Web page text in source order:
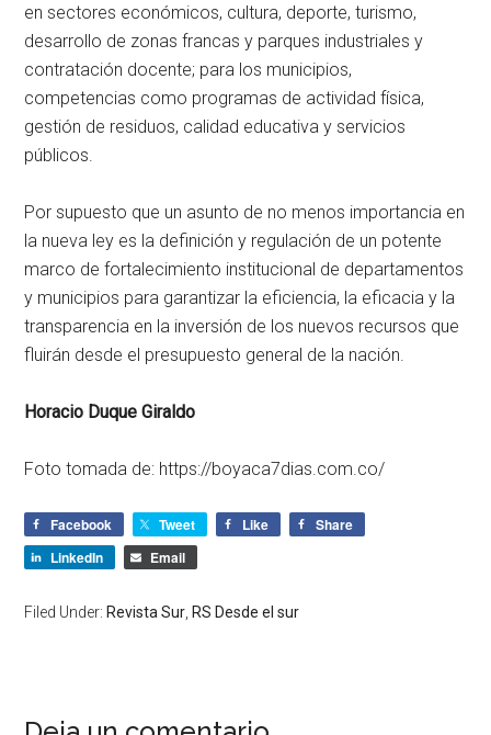
en sectores económicos, cultura, deporte, turismo,
desarrollo de zonas francas y parques industriales y
contratación docente; para los municipios,
competencias como programas de actividad física,
gestión de residuos, calidad educativa y servicios
públicos.
Por supuesto que un asunto de no menos importancia en
la nueva ley es la definición y regulación de un potente
marco de fortalecimiento institucional de departamentos
y municipios para garantizar la eficiencia, la eficacia y la
transparencia en la inversión de los nuevos recursos que
fluirán desde el presupuesto general de la nación.
Horacio Duque Giraldo
Foto tomada de: https://boyaca7dias.com.co/
Facebook Tweet Like
Share
LinkedIn
Email
Filed Under: Revista Sur RS Desde el sur